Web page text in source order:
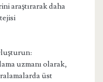
araştırarak daha
uzmanı olarak,
üst